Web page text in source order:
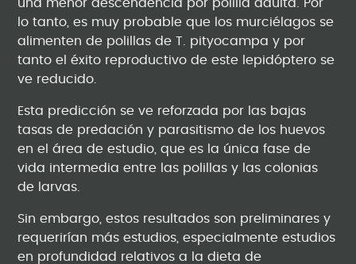
una menor descendencia por polilla adulta. Por
lo tanto, es muy probable que los murciélagos se
alimenten de polillas de T. pityocampa y por
tanto el éxito reproductivo de este lepidóptero se
ve reducido.
Esta predicción se ve reforzada por las bajas
tasas de predación y parasitismo de los huevos
en el área de estudio, que es la única fase de
vida intermedia entre las polillas y las colonias
de larvas.
Sin embargo, estos resultados son preliminares y
requerirían más estudios, especialmente estudios
en profundidad relativos a la dieta de